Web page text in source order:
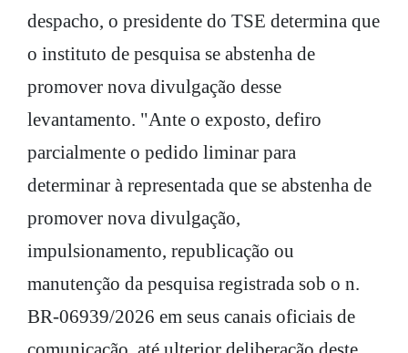
despacho, o presidente do TSE determina que
o instituto de pesquisa se abstenha de
promover nova divulgação desse
levantamento. "Ante o exposto, defiro
parcialmente o pedido liminar para
determinar à representada que se abstenha de
promover nova divulgação,
impulsionamento, republicação ou
manutenção da pesquisa registrada sob o n.
BR-06939/2026 em seus canais oficiais de